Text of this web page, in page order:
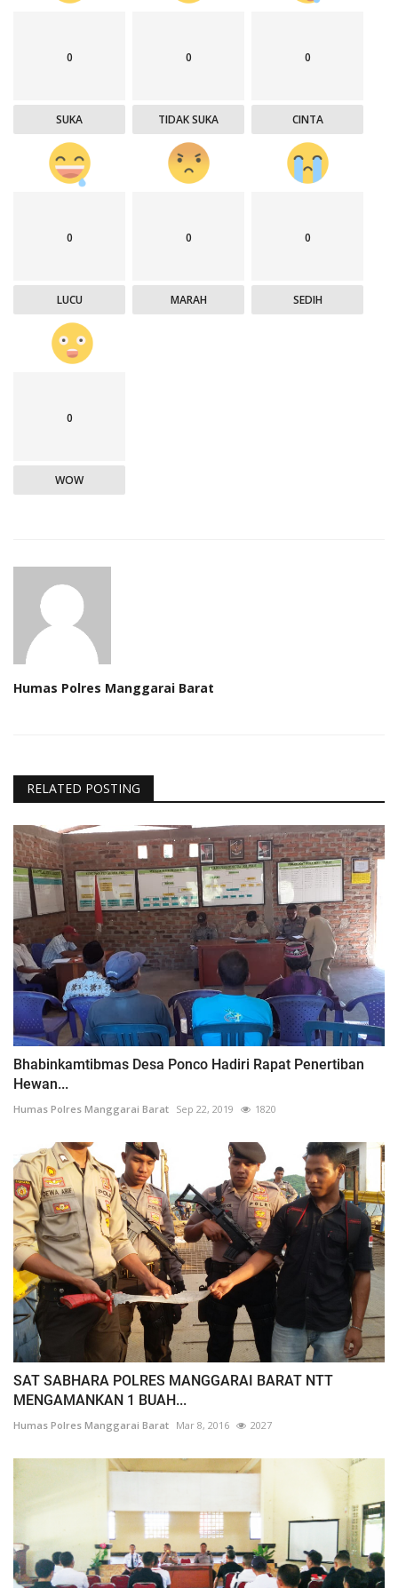
0
SUKA
0
TIDAK SUKA
0
CINTA
0
LUCU
0
MARAH
0
SEDIH
0
WOW
Humas Polres Manggarai Barat
RELATED POSTING
Bhabinkamtibmas Desa Ponco Hadiri Rapat Penertiban
Hewan...
Humas Polres Manggarai Barat Sep 22, 2019 1820
SAT SABHARA POLRES MANGGARAI BARAT NTT
MENGAMANKAN 1 BUAH...
Humas Polres Manggarai Barat Mar 8, 2016 2027